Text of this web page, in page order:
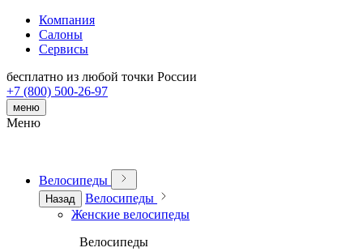
Компания
Салоны
Сервисы
бесплатно из любой точки России
+7 (800) 500-26-97
меню
Меню
Велосипеды
Назад
Велосипеды
Женские велосипеды
Велосипеды